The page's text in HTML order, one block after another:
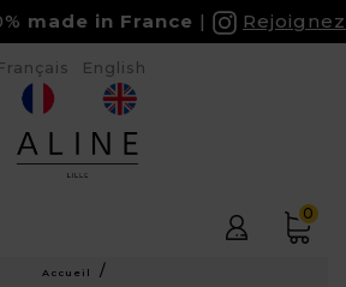
made in France Rejoignez-
0
English
Accueil